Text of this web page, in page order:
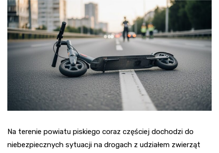
Na terenie powiatu piskiego coraz częściej dochodzi do
niebezpiecznych sytuacji na drogach z udziałem zwierząt